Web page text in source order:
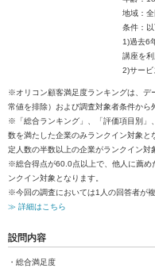
地域：全
条件：
1)過去6
講座を
2)サー
※オリコン顧客満足度ランキングは、デ
常値を排除）および調査対象者条件から
※「総合ランキング」、「評価項目別」
数を満たした企業のみランクイン対象
定人数の半数以上の企業がランクイン対
※総合得点が60.0点以上で、他人に薦め
ンクイン対象となります。
※今回の調査においては1人の回答者が
≫ 詳細はこちら
設問内容
・総合満足度